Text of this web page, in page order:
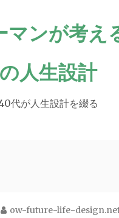
マンが考え
の人生設計
代が人生設計を綴る
ow-future-life-